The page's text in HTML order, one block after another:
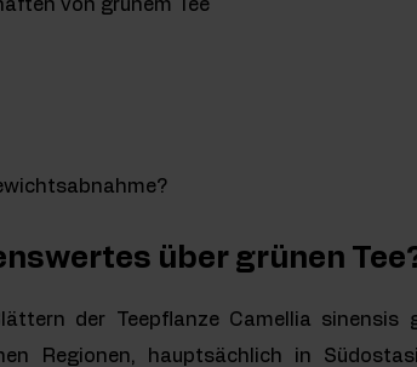
von grünem Tee
über grünen
der Teepflanze Camellia
Regionen, hauptsächlich in